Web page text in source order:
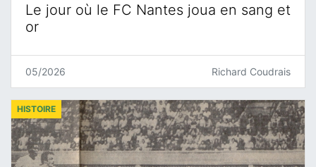
Le jour où le FC Nantes joua en sang et
or
05/2026 Richard Coudrais
HISTOIRE